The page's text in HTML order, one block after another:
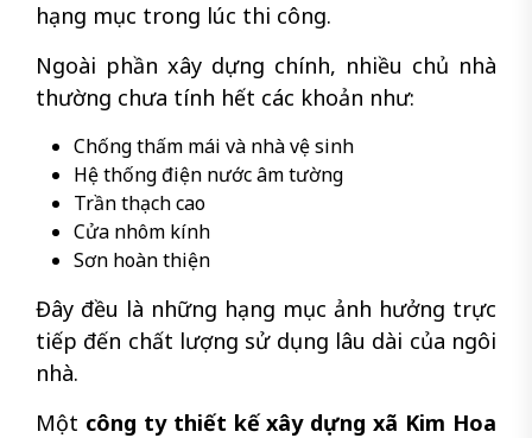
hạng mục trong lúc thi công.
Ngoài phần xây dựng chính, nhiều chủ nhà
thường chưa tính hết các khoản như:
Chống thấm mái và nhà vệ sinh
Hệ thống điện nước âm tường
Trần thạch cao
Cửa nhôm kính
Sơn hoàn thiện
Đây đều là những hạng mục ảnh hưởng trực
tiếp đến chất lượng sử dụng lâu dài của ngôi
nhà.
Một công ty thiết kế xây dựng xã Kim Hoa